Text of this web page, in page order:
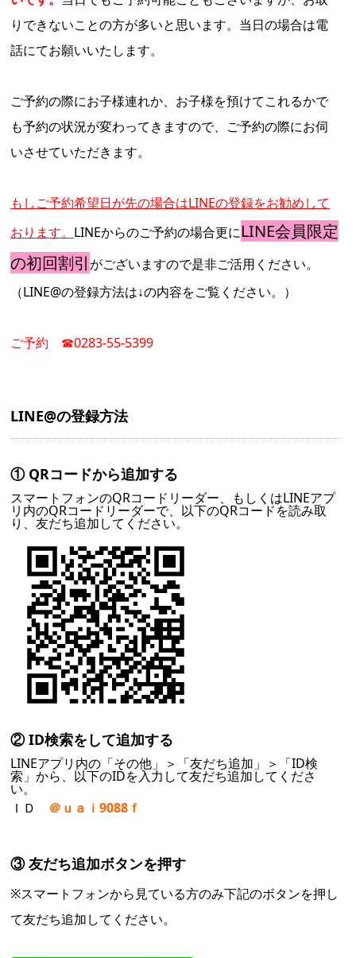
りできないことの方が多いと思います。当日の場合は電
話にてお願いいたします。
ご予約の際にお子様連れか、お子様を預けてこれるかで
も予約の状況が変わってきますので、ご予約の際にお伺
いさせていただきます。
もしご予約希望日が先の場合はLINEの登録をお勧めして
おります。 LINEからのご予約の場合更にLINE会員限定
の初回割引がございますので是非ご活用ください。
（LINE@の登録方法は↓の内容をご覧ください。）
ご予約 ☎0283-55-5399
LINE@の登録方法
① QRコードから追加する
スマートフォンのQRコードリーダー、もしくはLINEアプ
リ内のQRコードリーダーで、以下のQRコードを読み取
り、友だち追加してください。
② ID検索をして追加する
LINEアプリ内の「その他」＞「友だち追加」＞「ID検
索」から、以下のIDを入力して友だち追加してくださ
い。
ＩＤ ＠ｕａｉ9088ｆ
③ 友だち追加ボタンを押す
※スマートフォンから見ている方のみ下記のボタンを押し
て友だち追加してください。